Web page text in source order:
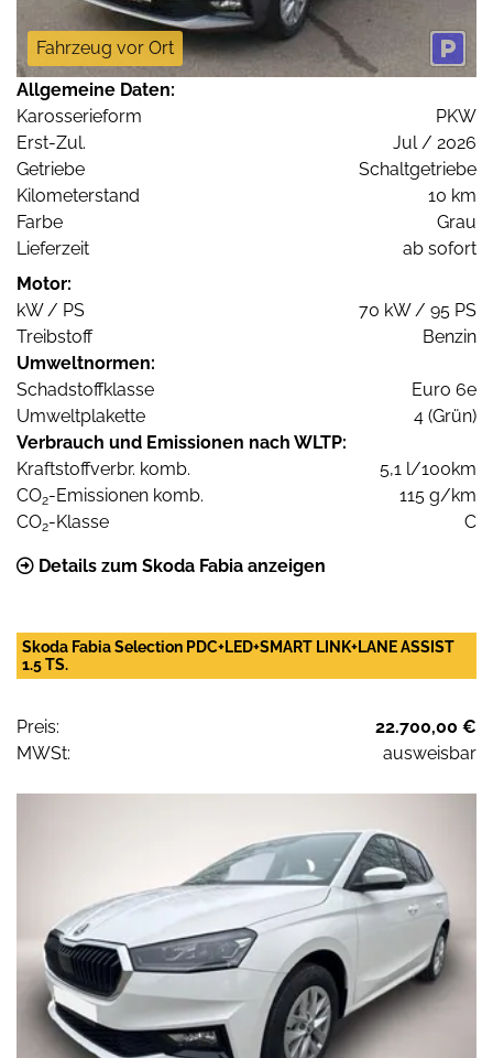
Fahrzeug vor Ort
Allgemeine Daten:
Karosserieform
PKW
Erst-Zul.
Jul / 2026
Getriebe
Schaltgetriebe
Kilometerstand
10 km
Farbe
Grau
Lieferzeit
ab sofort
Motor:
kW / PS
70 kW / 95 PS
Treibstoff
Benzin
Umweltnormen:
Schadstoffklasse
Euro 6e
Umweltplakette
4 (Grün)
Verbrauch und Emissionen nach WLTP:
Kraftstoffverbr. komb.
5,1 l/100km
CO2-Emissionen komb.
115 g/km
CO2-Klasse C
Details zum Skoda Fabia anzeigen
Skoda Fabia Selection PDC+LED+SMART LINK+LANE ASSIST
1.5 TS.
Preis:
22.700,00 €
MWSt:
ausweisbar